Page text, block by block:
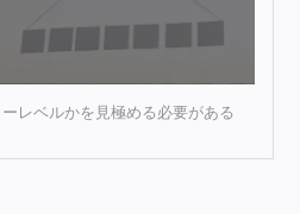
レベルかを見極める必要がある